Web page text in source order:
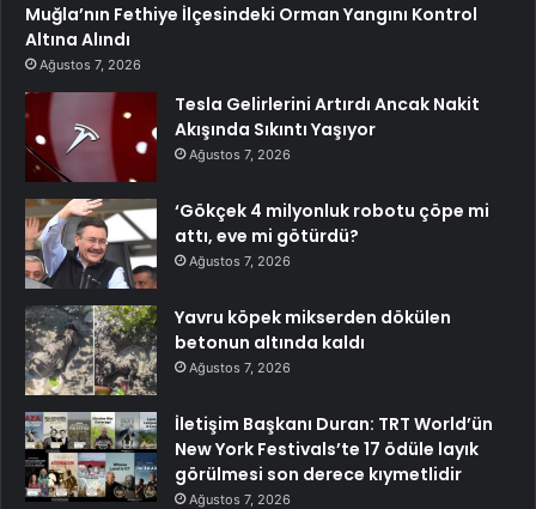
Muğla’nın Fethiye İlçesindeki Orman Yangını Kontrol
Altına Alındı
Ağustos 7, 2026
Tesla Gelirlerini Artırdı Ancak Nakit
Akışında Sıkıntı Yaşıyor
Ağustos 7, 2026
‘Gökçek 4 milyonluk robotu çöpe mi
attı, eve mi götürdü?
Ağustos 7, 2026
Yavru köpek mikserden dökülen
betonun altında kaldı
Ağustos 7, 2026
İletişim Başkanı Duran: TRT World’ün
New York Festivals’te 17 ödüle layık
görülmesi son derece kıymetlidir
Ağustos 7, 2026